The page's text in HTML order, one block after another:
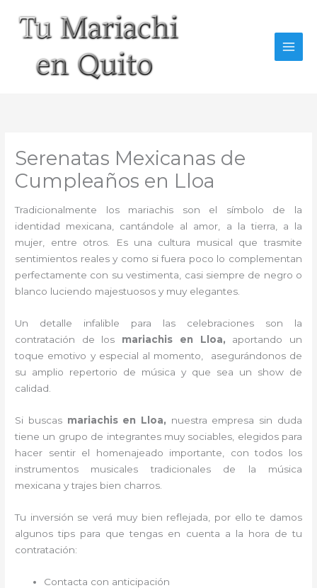
contenido
Serenatas Mexicanas de
Cumpleaños en Lloa
Tradicionalmente los mariachis son el símbolo de la
identidad mexicana, cantándole al amor, a la tierra, a la
mujer, entre otros. Es una cultura musical que trasmite
sentimientos reales y como si fuera poco lo complementan
perfectamente con su vestimenta, casi siempre de negro o
blanco luciendo majestuosos y muy elegantes.
Un detalle infalible para las celebraciones son la
contratación de los mariachis en Lloa, aportando un
toque emotivo y especial al momento, asegurándonos de
su amplio repertorio de música y que sea un show de
calidad.
Si buscas mariachis en Lloa, nuestra empresa sin duda
tiene un grupo de integrantes muy sociables, elegidos para
hacer sentir el homenajeado importante, con todos los
instrumentos musicales tradicionales de la música
mexicana y trajes bien charros.
Tu inversión se verá muy bien reflejada, por ello te damos
algunos tips para que tengas en cuenta a la hora de tu
contratación:
Contacta con anticipación